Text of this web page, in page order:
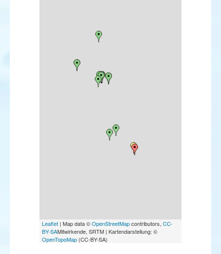
Leaflet | Map data ©OpenStreetMapcontributors, CC-
BY-SAMitwirkende, SRTM | Kartendarstellung: ©
OpenTopoMap (CC-BY-SA)